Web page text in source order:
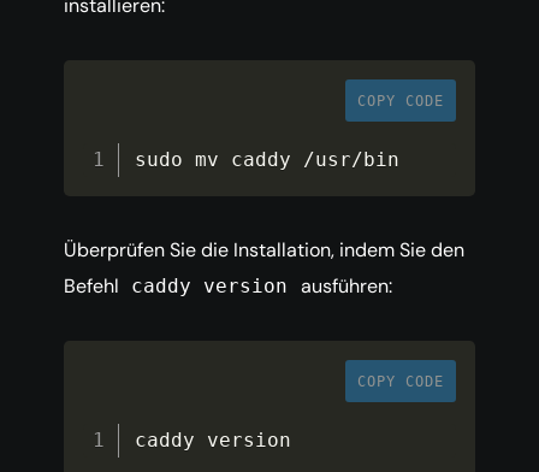
installieren:
COPY CODE
sudo mv caddy /usr/ bin
Überprüfen Sie die Installation, indem Sie den
Befehl
caddy version ausführen:
COPY CODE
caddy version